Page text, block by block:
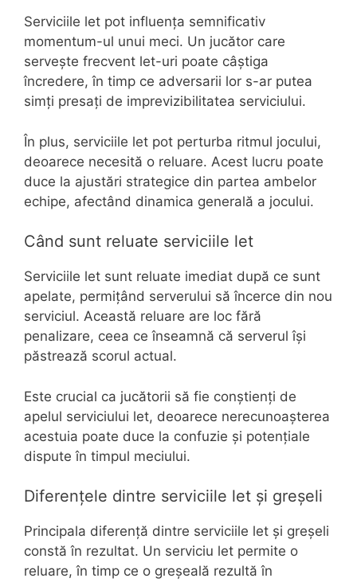
Serviciile let pot influența semnificativ
momentum-ul unui meci. Un jucător care
servește frecvent let-uri poate câștiga
încredere, în timp ce adversarii lor s-ar putea
simți presați de imprevizibilitatea serviciului.
În plus, serviciile let pot perturba ritmul jocului,
deoarece necesită o reluare. Acest lucru poate
duce la ajustări strategice din partea ambelor
echipe, afectând dinamica generală a jocului.
Când sunt reluate serviciile let
Serviciile let sunt reluate imediat după ce sunt
apelate, permițând serverului să încerce din nou
serviciul. Această reluare are loc fără
penalizare, ceea ce înseamnă că serverul își
păstrează scorul actual.
Este crucial ca jucătorii să fie conștienți de
apelul serviciului let, deoarece nerecunoașterea
acestuia poate duce la confuzie și potențiale
dispute în timpul meciului.
Diferențele dintre serviciile let și greșeli
Principala diferență dintre serviciile let și greșeli
constă în rezultat. Un serviciu let permite o
reluare, în timp ce o greșeală rezultă în